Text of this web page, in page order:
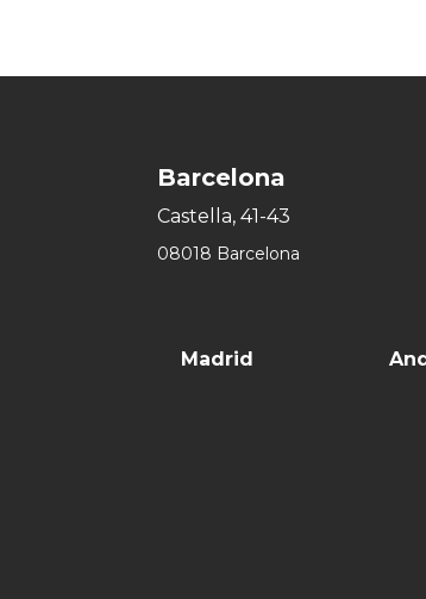
Barcelona
Castella, 41-43
08018 Barcelona
Madrid